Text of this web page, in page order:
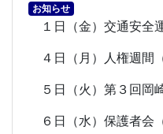
お知らせ
１日（金）交通安全
４日（月）人権週間
５日（火）第３回岡
６日（水）保護者会